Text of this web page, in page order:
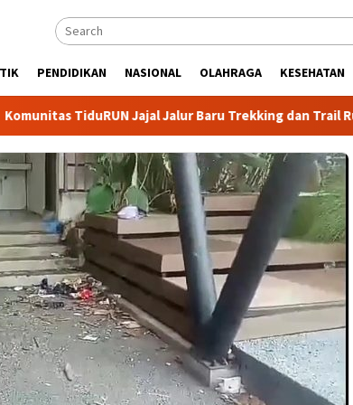
PENDIDIKAN NASIONAL OLAHRAGA KESEHATAN
TiduRUN Jajal Jalur Baru Trekking dan Trail Run